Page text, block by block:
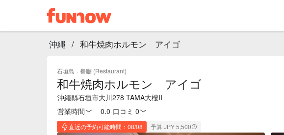
沖縄 / 和牛焼肉ホルモン アイゴ
石垣島 · 餐廳 (Restaurant)
和牛焼肉ホルモン アイゴ
沖繩縣石垣市大川278 TAMA大樓II
営業時間
0.0 口コミ 0
直近の予約可能時間：08/08 予算 JPY 5,500